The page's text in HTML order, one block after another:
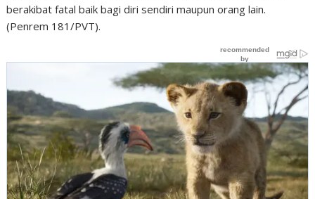
berakibat fatal baik bagi diri sendiri maupun orang lain.
(Penrem 181/PVT).